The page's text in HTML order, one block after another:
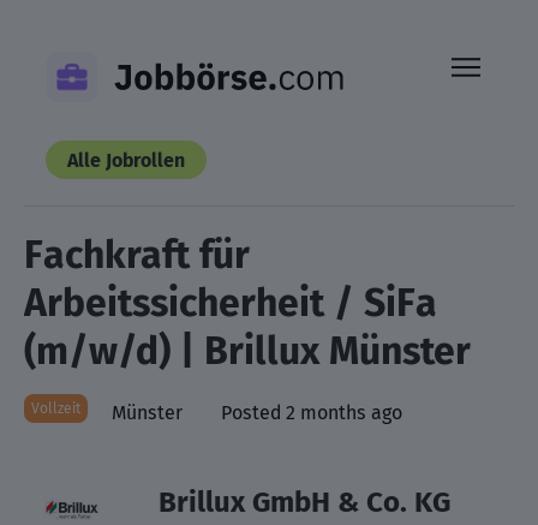
content
Alle Jobrollen
Fachkraft für
Arbeitssicherheit / SiFa
(m/w/d) | Brillux Münster
Vollzeit Münster Posted 2 months ago
Brillux GmbH & Co. KG